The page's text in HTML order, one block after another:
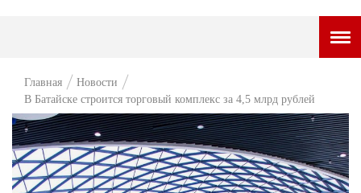
НОВОСТИ
ВОПРОС НЕДЕЛИ
ПРЕМЬЕРА
Главная
Новости
В Батайске строится торговый комплекс за 4,5 млрд рублей